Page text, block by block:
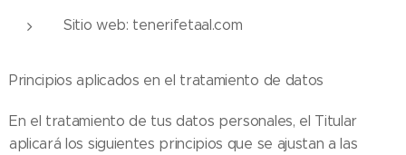
Sitio web: tenerifetaal.com
Principios aplicados en el tratamiento de datos
En el tratamiento de tus datos personales, el Titular
aplicará los siguientes principios que se ajustan a las